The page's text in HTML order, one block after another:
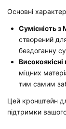
Основні
Сумісність з
створений
бездоганну
Високоякісні
міцних
тим самим
Цей кронштейн
підтримки